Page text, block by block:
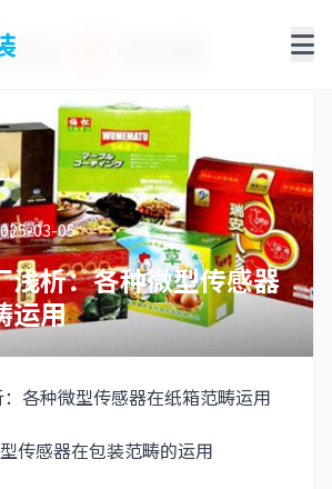
03-05
浅析：各种微型传感器
运用
：各种微型传感器在纸箱范畴运用
感器在包装范畴的运用